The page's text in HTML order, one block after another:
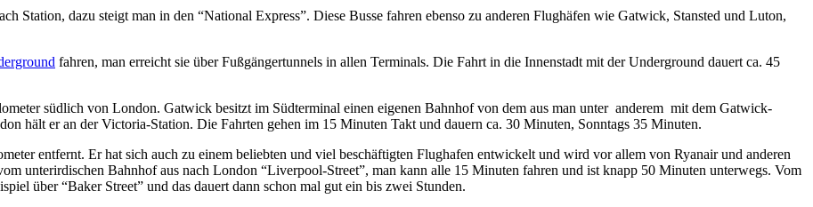
Station, dazu steigt man in den “National Express”. Diese Busse fahren ebenso zu anderen Flughäfen wie Gatwick, Stansted und Luton,
fahren, man erreicht sie über Fußgängertunnels in allen Terminals. Die Fahrt in die Innenstadt mit der Underground dauert ca. 45
südlich von London. Gatwick besitzt im Südterminal einen eigenen Bahnhof von dem aus man unter anderem mit dem Gatwick-
hält er an der Victoria-Station. Die Fahrten gehen im 15 Minuten Takt und dauern ca. 30 Minuten, Sonntags 35 Minuten.
entfernt. Er hat sich auch zu einem beliebten und viel beschäftigten Flughafen entwickelt und wird vor allem von Ryanair und anderen
unterirdischen Bahnhof aus nach London “Liverpool-Street”, man kann alle 15 Minuten fahren und ist knapp 50 Minuten unterwegs. Vom
über “Baker Street” und das dauert dann schon mal gut ein bis zwei Stunden.